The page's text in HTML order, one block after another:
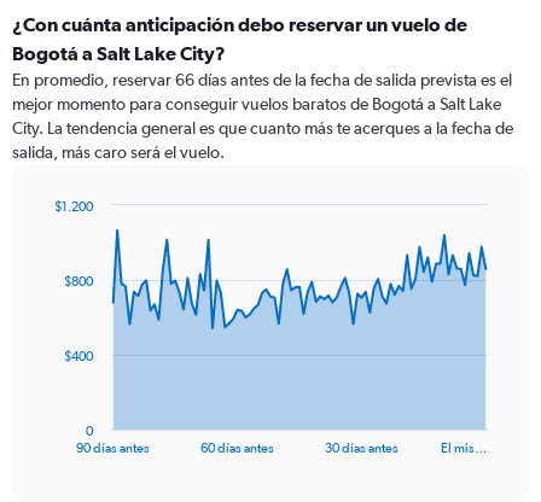
¿Con cuánta anticipación debo reservar un vuelo de
Bogotá a Salt Lake City?
En promedio, reservar 66 días antes de la fecha de salida prevista es el
mejor momento para conseguir vuelos baratos de Bogotá a Salt Lake
City. La tendencia general es que cuanto más te acerques a la fecha de
salida, más caro será el vuelo.
data
The
90 días antes 60 días antes 30 días antes El mis…
0
$400
$800
$1.200